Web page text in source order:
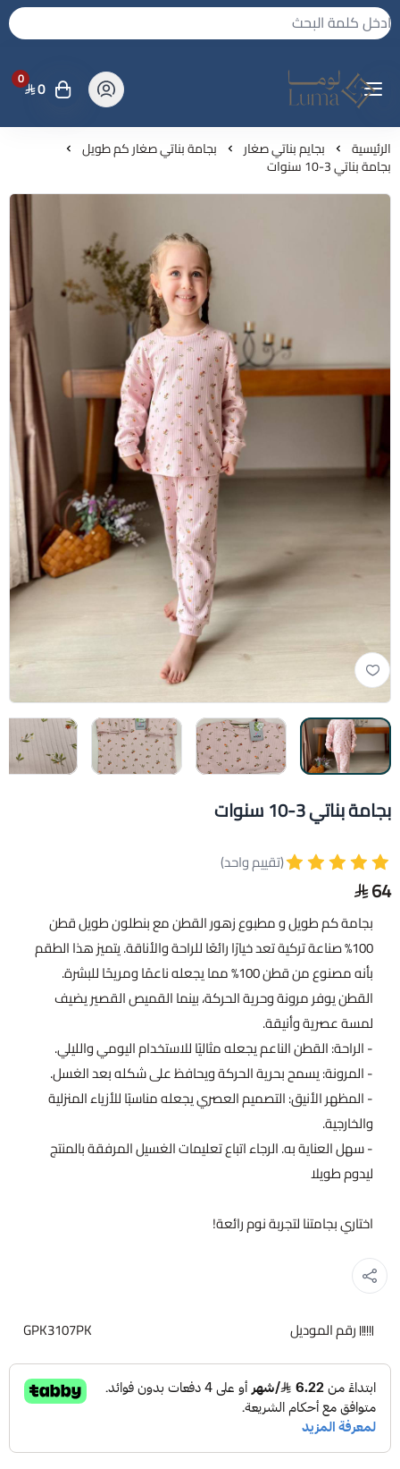
لوما - بجامه واكثر
0 0
الرئيسية بجايم بناتي صغار بجامة بناتي صغار كم طويل
بجامة بناتي 3-10 سنوات
بجامة بناتي 3-10 سنوات
(تقييم واحد)
64
بجامة كم طويل و مطبوع زهور القطن مع بنطلون طويل قطن
100% صناعة تركية تعد خيارًا رائعًا للراحة والأناقة. يتميز هذا الطقم
بأنه مصنوع من قطن 100% مما يجعله ناعمًا ومريحًا للبشرة.
القطن يوفر مرونة وحرية الحركة، بينما القميص القصير يضيف
لمسة عصرية وأنيقة.
- الراحة: القطن الناعم يجعله مثاليًا للاستخدام اليومي والليلي.
- المرونة: يسمح بحرية الحركة ويحافظ على شكله بعد الغسل.
- المظهر الأنيق: التصميم العصري يجعله مناسبًا للأزياء المنزلية
والخارجية.
- سهل العناية به. الرجاء اتباع تعليمات الغسيل المرفقة بالمنتج
ليدوم طويلا
اختاري بجامتنا لتجربة نوم رائعة!
رقم الموديل GPK3107PK